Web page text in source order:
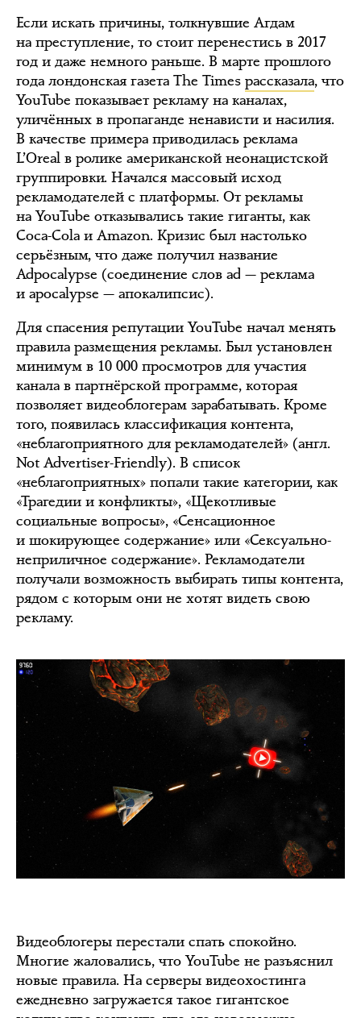
Если искать причины, толкнувшие Агдам
на преступление, то стоит перенестись в 2017
год и даже немного раньше. В марте прошлого
года лондонская газета The Times рассказала, что
YouTube показывает рекламу на каналах,
уличённых в пропаганде ненависти и насилия.
В качестве примера приводилась реклама
L’Oreal в ролике американской неонацистской
группировки. Начался массовый исход
рекламодателей с платформы. От рекламы
на YouTube отказывались такие гиганты, как
Coca-Cola и Amazon. Кризис был настолько
серьёзным, что даже получил название
Adpocalypse (соединение слов ad — реклама
и apocalypse — апокалипсис).
Для спасения репутации YouTube начал менять
правила размещения рекламы. Был установлен
минимум в 10 000 просмотров для участия
канала в партнёрской программе, которая
позволяет видеоблогерам зарабатывать. Кроме
того, появилась классификация контента,
«неблагоприятного для рекламодателей» (англ.
Not Advertiser-Friendly). В список
«неблагоприятных» попали такие категории, как
«Трагедии и конфликты», «Щекотливые
социальные вопросы», «Сенсационное
и шокирующее содержание» или «Сексуально-
неприличное содержание». Рекламодатели
получали возможность выбирать типы контента,
рядом с которым они не хотят видеть свою
рекламу.
Видеоблогеры перестали спать спокойно.
Многие жаловались, что YouTube не разъяснил
новые правила. На серверы видеохостинга
ежедневно загружается такое гигантское